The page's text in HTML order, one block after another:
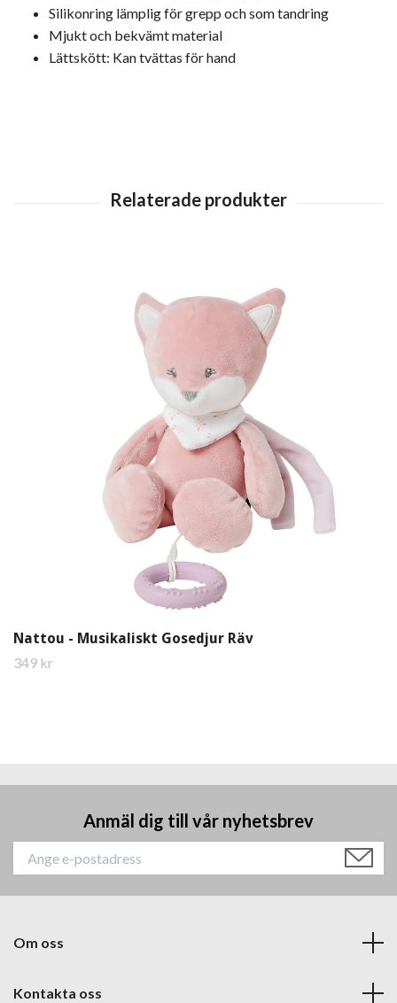
Silikonring lämplig för grepp och som tandring
Mjukt och bekvämt material
Lättskött: Kan tvättas för hand
Nattou - Musikaliskt Gosedjur Räv
349 kr
Anmäl dig till vår nyhetsbrev
Om oss
Kontakta oss